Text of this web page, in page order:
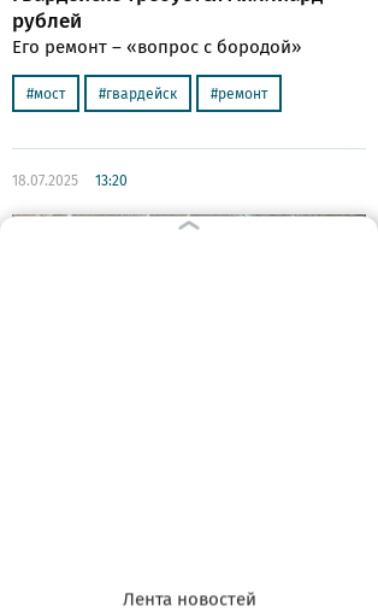
Лента новостей
рублей
Его ремонт – «вопрос с бородой»
мост гвардейск ремонт
18.07.2025 13:20